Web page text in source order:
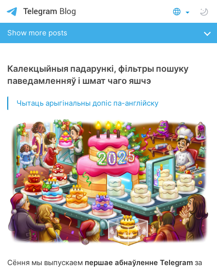
Show more posts
Калекцыйныя падарункі, фільтры пошуку
паведамленняў і шмат чаго яшчэ
Чытаць арыгінальны допіс па-англійску
Сёння мы выпускаем першае абнаўленне Telegram за